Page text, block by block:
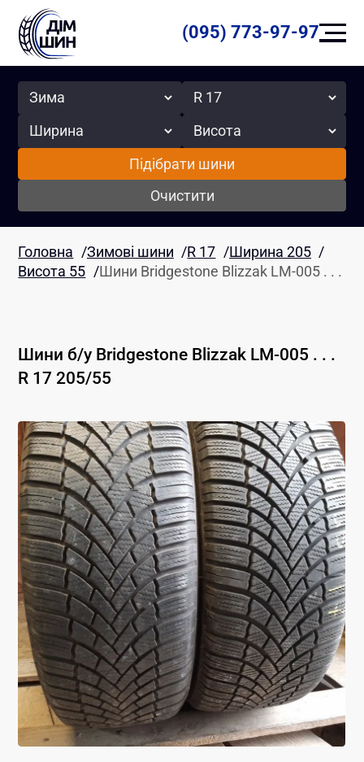
(095) 773-97-97
Сезон Радіус
Ширина Висота
Підібрати шини
Очистити
Головна /Зимові шини /R 17 /Ширина 205 /
Висота 55 /Шини Bridgestone Blizzak LM-005 . . .
Шини б/у Bridgestone Blizzak LM-005 . . .
R 17 205/55